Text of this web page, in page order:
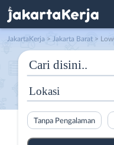
JakartaKerja > Jakarta Barat >
Lokasi
Tanpa Pengalaman